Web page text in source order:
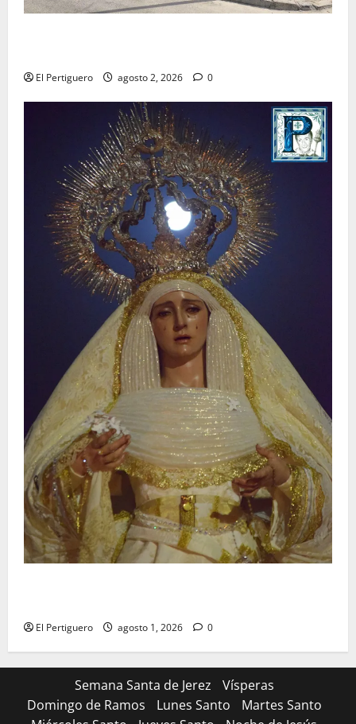
El Pertiguero agosto 2, 2026 0
El Pertiguero agosto 1, 2026 0
Semana Santa de Jerez
Vísperas
Domingo de Ramos
Lunes Santo
Martes Santo